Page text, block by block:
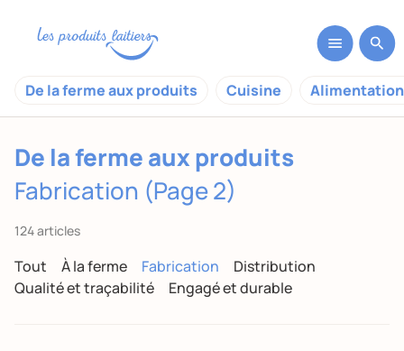
De la ferme aux produits Cuisine
De la ferme aux produits
Fabrication (Page 2)
124 articles
Tout À la ferme Fabrication
Distribution
Qualité et traçabilité
Engagé et durable